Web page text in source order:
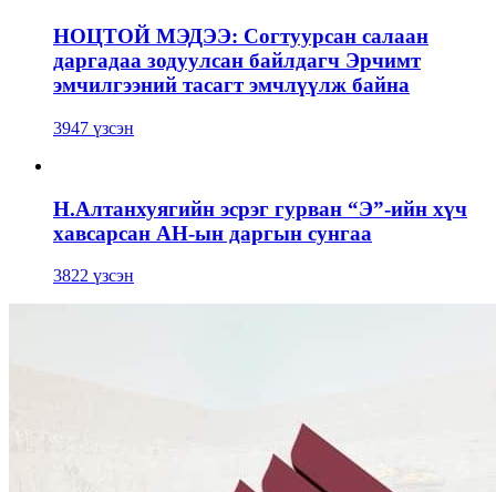
НОЦТОЙ МЭДЭЭ: Согтуурсан салаан
даргадаа зодуулсан байлдагч Эрчимт
эмчилгээний тасагт эмчлүүлж байна
3947 үзсэн
Н.Алтанхуягийн эсрэг гурван “Э”-ийн хүч
хавсарсан АН-ын даргын сунгаа
3822 үзсэн